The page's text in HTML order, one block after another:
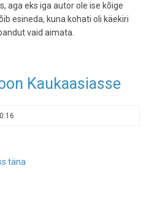
aga eks iga autor ole ise kõige
esineda, kuna kohati oli käekiri
vaid aimata.
Kaukaasiasse
täna